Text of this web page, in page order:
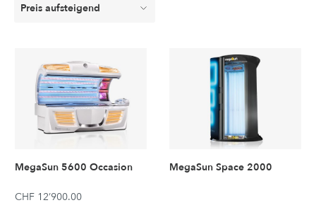
MegaSun 5600 Occasion
CHF 12’900.00
MegaSun Space 2000